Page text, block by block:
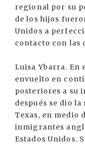
regional por su
de los hijos
Unidos a
contacto con las
Luisa Ybarra. En
envuelto en
posteriores a su
después se dio
Texas, en medio
inmigrantes
Estados Unidos.